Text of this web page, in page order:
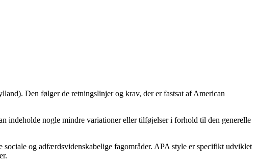
Den følger de retningslinjer og krav, der er fastsat af American
indeholde nogle mindre variationer eller tilføjelser i forhold til den generelle
sociale og adfærdsvidenskabelige fagområder. APA style er specifikt udviklet